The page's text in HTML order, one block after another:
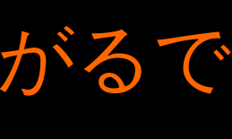
がる